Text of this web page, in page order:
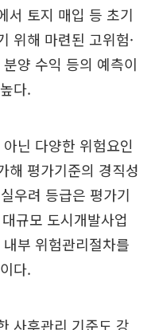
서 토지 매입 등 초기
위해 마련된 고위험·
양 수익 등의 예측이
다.
닌 다양한 위험요인
해 평가기준의 경직성
우려 등급은 평가기
규모 도시개발사업
부 위험관리절차를
다.
사후관리 기준도 강